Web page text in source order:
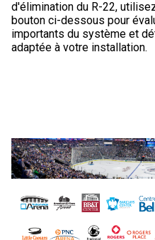
d'élimination du R-22,
bouton ci-dessous pour
importants du système et
adaptée à votre installation.